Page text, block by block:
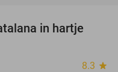
40%
in hartje
8.3 star